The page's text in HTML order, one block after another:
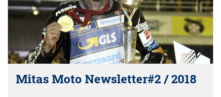
Mitas Moto Newsletter#2 / 2018